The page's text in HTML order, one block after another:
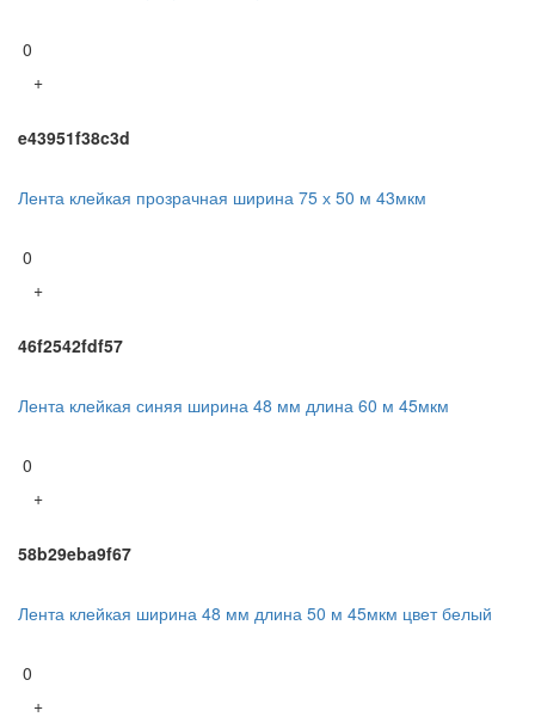
0
+
e43951f38c3d
Лента клейкая прозрачная ширина 75 х 50 м 43мкм
0
+
46f2542fdf57
Лента клейкая синяя ширина 48 мм длина 60 м 45мкм
0
+
58b29eba9f67
Лента клейкая ширина 48 мм длина 50 м 45мкм цвет белый
0
+